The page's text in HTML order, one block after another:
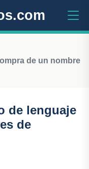
de un nombre
de lenguaje
de